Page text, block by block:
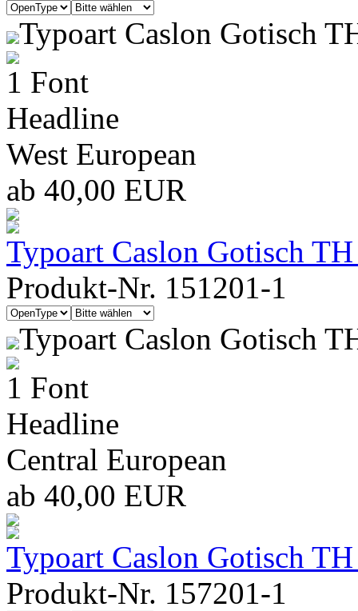
Typoart Caslon Gotisch
1 Font
Headline
West European
ab 40,00 EUR
Typoart Caslon Gotisch
Produkt-Nr. 151201-1
Typoart Caslon Gotisch
1 Font
Headline
Central European
ab 40,00 EUR
Typoart Caslon Gotisch
Produkt-Nr. 157201-1